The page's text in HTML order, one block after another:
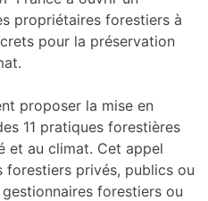
propriétaires forestiers à
pour la préservation
proposer la mise en
11 pratiques forestières
et au climat. Cet appel
forestiers privés, publics ou
forestiers ou